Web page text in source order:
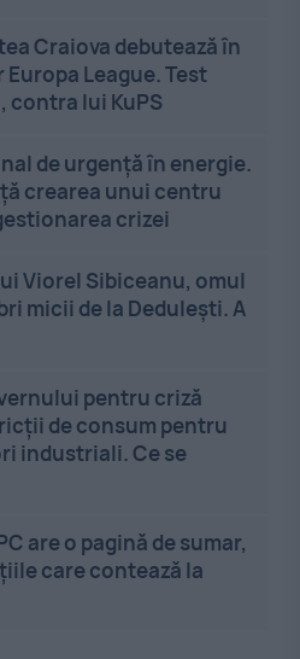
Craiova debutează în
League. Test
contra lui KuPS
de urgență în energie.
crearea unui centru
crizei
Viorel Sibiceanu, omul
micii de la Dedulești. A
pentru criză
de consum pentru
industriali. Ce se
are o pagină de sumar,
care contează la